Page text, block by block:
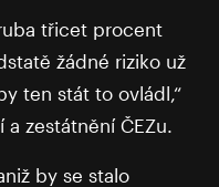
třicet procent
žádné riziko už
ten stát to ovládl,“
zestátnění ČEZu.
by se stalo